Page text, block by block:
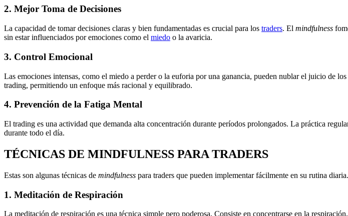
2. Mejor Toma de Decisiones
La capacidad de tomar decisiones claras y bien fundamentadas es crucial para los traders. El mindfulness
sin estar influenciados por emociones como el miedo o la avaricia.
3. Control Emocional
Las emociones intensas, como el miedo a perder o la euforia por una ganancia, pueden nublar el juicio de los
trading, permitiendo un enfoque más racional y equilibrado.
4. Prevención de la Fatiga Mental
El trading es una actividad que demanda alta concentración durante períodos prolongados. La práctica
durante todo el día.
TÉCNICAS DE MINDFULNESS PARA TRADERS
Estas son algunas técnicas de mindfulness para traders que pueden implementar fácilmente en su rutina diaria.
1. Meditación de Respiración
La meditación de respiración es una técnica simple pero poderosa. Consiste en concentrarse en la